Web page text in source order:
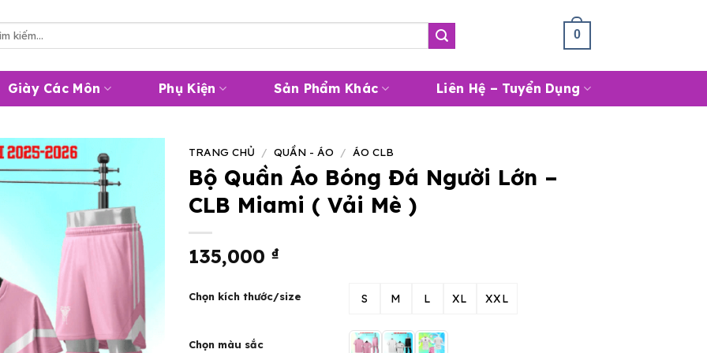
0
Giày Các Môn Phụ Kiện Sản Phẩm Khác Liên Hệ – Tuyển Dụng
TRANG CHỦ / QUẦN - ÁO / ÁO CLB
Bộ Quần Áo Bóng Đá Người Lớn –
CLB Miami ( Vải Mè )
135,000 ₫
Chọn kích thước/size S M L XL XXL
Chọn màu sắc